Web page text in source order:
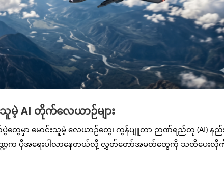
မဲ့ AI တိုက်လေယာဉ်များ
ေမှာ မောင်းသူမဲ့ လေယာဉ်တွေ၊ ကွန်ပျူတာ ဉာဏ်ရည်တု (AI) နည်
ဍက ပိုအရေးပါလာနေတယ်လို့ လွှတ်တော်အမတ်တွေကို သတိပေးလို